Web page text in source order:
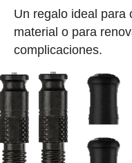
Un regalo ideal para
material o para
complicaciones.